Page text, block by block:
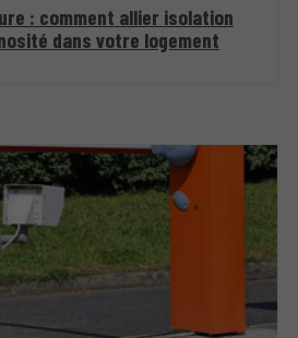
: comment allier isolation
dans votre logement